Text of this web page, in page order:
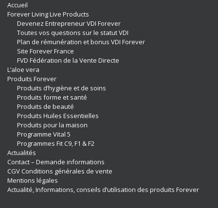
Accueil
Forever Living Live Products
Devenez Entrepreneur VDI Forever
Toutes vos questions sur le statut VDI
Plan de rémunération et bonus VDI Forever
Site Forever France
FVD Fédération de la Vente Directe
L’aloe vera
Produits Forever
Produits d’hygiène et de soins
Produits forme et santé
Produits de beauté
Produits Huiles Essentielles
Produits pour la maison
Programme Vital 5
Programmes Fit C9, F1 & F2
Actualités
Contact – Demande informations
CGV Conditions générales de vente
Mentions légales
Actualité, Informations, conseils d’utilisation des produits Forever